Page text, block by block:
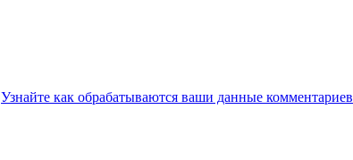
Узнайте как обрабатываются ваши данные комментариев